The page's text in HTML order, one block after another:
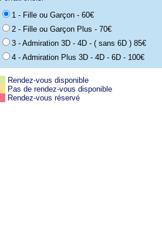
1 - Fille ou Garçon - 60€
2 - Fille ou Garçon Plus - 70€
3 - Admiration 3D - 4D - ( sans 6D ) 85€
4 - Admiration Plus 3D - 4D - 6D - 100€
Rendez-vous disponible
Pas de rendez-vous disponible
Rendez-vous réservé